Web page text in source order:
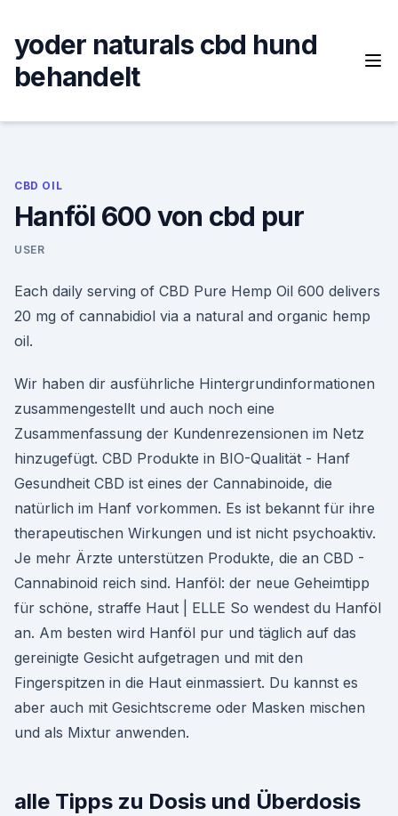
content
yoder naturals cbd hund
behandelt
CBD OIL
Hanföl 600 von cbd pur
USER
Each daily serving of CBD Pure Hemp Oil 600 delivers
20 mg of cannabidiol via a natural and organic hemp
oil.
Wir haben dir ausführliche Hintergrundinformationen
zusammengestellt und auch noch eine
Zusammenfassung der Kundenrezensionen im Netz
hinzugefügt. CBD Produkte in BIO-Qualität - Hanf
Gesundheit CBD ist eines der Cannabinoide, die
natürlich im Hanf vorkommen. Es ist bekannt für ihre
therapeutischen Wirkungen und ist nicht psychoaktiv.
Je mehr Ärzte unterstützen Produkte, die an CBD -
Cannabinoid reich sind. Hanföl: der neue Geheimtipp
für schöne, straffe Haut | ELLE So wendest du Hanföl
an. Am besten wird Hanföl pur und täglich auf das
gereinigte Gesicht aufgetragen und mit den
Fingerspitzen in die Haut einmassiert. Du kannst es
aber auch mit Gesichtscreme oder Masken mischen
und als Mixtur anwenden.
alle Tipps zu Dosis und Überdosis